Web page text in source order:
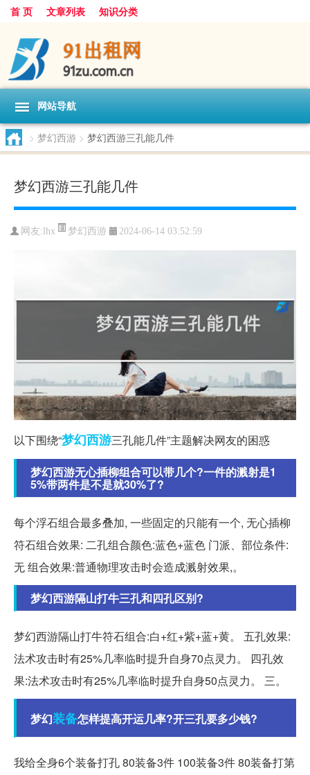
首 页 文章列表 知识分类
网站导航
> 梦幻西游 > 梦幻西游三孔能几件
梦幻西游三孔能几件
网友:lhx 梦幻西游 2024-06-14 03:52:59
以下围绕“梦幻西游三孔能几件”主题解决网友的困惑
梦幻西游无心插柳组合可以带几个?一件的溅射是1
5%带两件是不是就30%了?
每个浮石组合最多叠加, 一些固定的只能有一个, 无心插柳
符石组合效果: 二孔组合颜色:蓝色+蓝色 门派、部位条件:
无 组合效果:普通物理攻击时会造成溅射效果,。
梦幻西游隔山打牛三孔和四孔区别?
梦幻西游隔山打牛符石组合:白+红+紫+蓝+黄。 五孔效果:
法术攻击时有25%几率临时提升自身70点灵力。 四孔效
果:法术攻击时有25%几率临时提升自身50点灵力。 三。
梦幻装备怎样提高开运几率?开三孔要多少钱?
我给全身6个装备打孔 80装备3件 100装备3件 80装备打第